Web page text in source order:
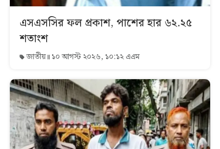
এসএসসির ফল প্রকাশ, পাশের হার ৬২.২৫
শতাংশ
জাতীয় ১০ আগস্ট ২০২৬, ১০:১২ এএম